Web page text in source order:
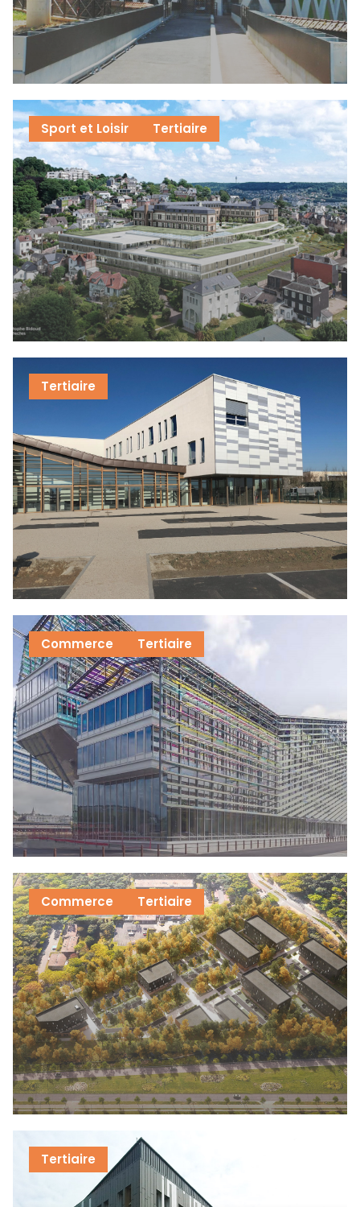
Sport et Loisir Tertiaire
Tertiaire
Commerce Tertiaire
Commerce Tertiaire
Tertiaire